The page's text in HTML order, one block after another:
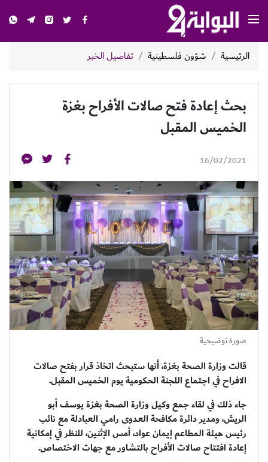
الرئيسية شؤون فلسطينية تفاصيل الخبر
بحث إعادة فتح صالات الأفراح بغزة
الخميس المقبل
16/02/2021
صورة توضيحية
قالت وزارة الصحة بغزة، أنها ستبحث اتخاذ قرار بفتح صالات
الافراح في اجتماع اللجنة الحكومية يوم الخميس المقبل.
جاء ذلك في لقاء جمع وكيل وزارة الصحة بغزة يوسف أبو
الريش، ومدير دائرة مكافحة العدوى رامي العبادلة مع نائب
رئيس هيئة المطاعم إيمان عواد، أمس الإثنين، للنظر في إمكانية
إعادة افتتاح صالات الأفراح بالتشاور مع جهات الاختصاص.